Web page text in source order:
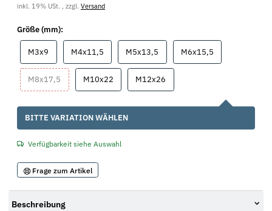
inkl. 19% USt. , zzgl. Versand
Größe (mm):
M3x9 M4x11,5M4x11,5M5x13,5 M5x13,5M6x15,5M6x15,5
M8x17,5 M8x17,5M10x22M10x22M12x26
x
BITTE VARIATION WÄHLEN
Verfügbarkeit siehe Auswahl
Frage zum Artikel
Beschreibung